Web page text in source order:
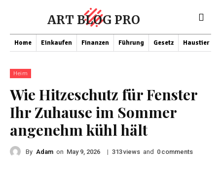
ART BLOG PRO
Home Einkaufen Finanzen Führung Gesetz Haustier
Heim
Wie Hitzeschutz für Fenster
Ihr Zuhause im Sommer
angenehm kühl hält
By Adam on May 9, 2026 | 313views and 0 comments